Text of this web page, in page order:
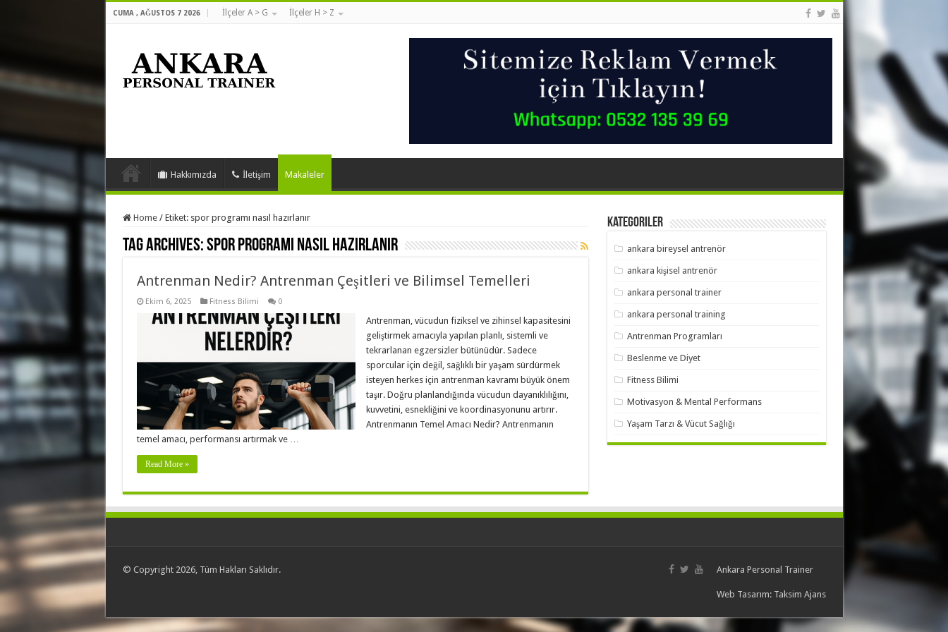
CUMA , AĞUSTOS 7 2026 İlçeler A > G İlçeler H > Z
Hakkımızda İletişim Makaleler
Home / Etiket: spor programı nasıl hazırlanır
Tag Archives:spor programı nasıl hazırlanır
Antrenman Nedir? Antrenman Çeşitleri ve Bilimsel Temelleri
Ekim 6, 2025 Fitness Bilimi 0
Antrenman, vücudun fiziksel ve zihinsel kapasitesini
geliştirmek amacıyla yapılan planlı, sistemli ve
tekrarlanan egzersizler bütünüdür. Sadece
sporcular için değil, sağlıklı bir yaşam sürdürmek
isteyen herkes için antrenman kavramı büyük önem
taşır. Doğru planlandığında vücudun dayanıklılığını,
kuvvetini, esnekliğini ve koordinasyonunu artırır.
Antrenmanın Temel Amacı Nedir? Antrenmanın
temel amacı, performansı artırmak ve …
Read More »
Kategoriler
ankara bireysel antrenör
ankara kişisel antrenör
ankara personal trainer
ankara personal training
Antrenman Programları
Beslenme ve Diyet
Fitness Bilimi
Motivasyon & Mental Performans
Yaşam Tarzı & Vücut Sağlığı
Ankara Personal Trainer
Web Tasarım: Taksim Ajans
© Copyright 2026, Tüm Hakları Saklıdır.